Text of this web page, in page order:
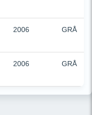
2006 GRÅ
2006 GRÅ